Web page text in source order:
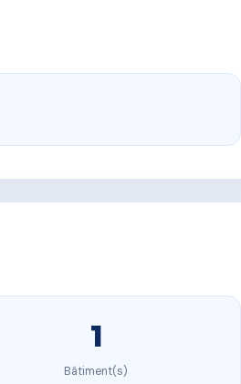
1
Bâtiment(s)